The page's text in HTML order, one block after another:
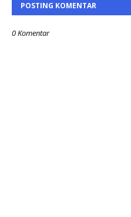
POSTING KOMENTAR
0 Komentar